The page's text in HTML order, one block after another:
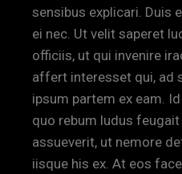
sensibus explicari. Duis
ei nec. Ut velit saperet
officiis, ut qui invenire
affert interesset qui, ad
ipsum partem ex eam.
quo rebum ludus
assueverit, ut nemore
iisque his ex. At eos